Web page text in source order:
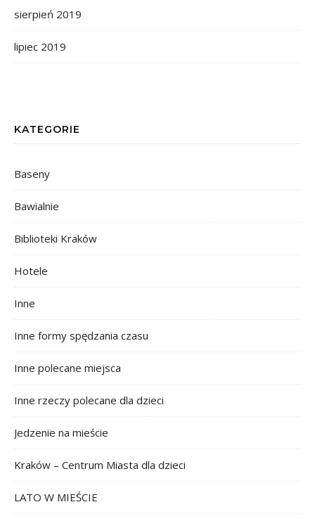
sierpień 2019
lipiec 2019
KATEGORIE
Baseny
Bawialnie
Biblioteki Kraków
Hotele
Inne
Inne formy spędzania czasu
Inne polecane miejsca
Inne rzeczy polecane dla dzieci
Jedzenie na mieście
Kraków – Centrum Miasta dla dzieci
LATO W MIEŚCIE